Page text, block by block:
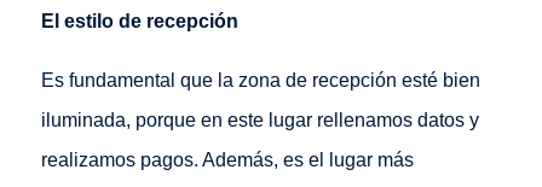
El estilo de recepción
Es fundamental que la zona de recepción esté bien
iluminada, porque en este lugar rellenamos datos y
realizamos pagos. Además, es el lugar más